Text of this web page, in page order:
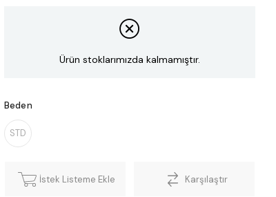
Ürün stoklarımızda kalmamıştır.
Beden
STD
İstek Listeme Ekle Karşılaştır